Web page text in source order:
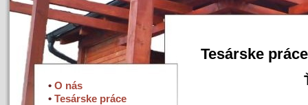
• O nás
• Tesárske práce
Tesárske